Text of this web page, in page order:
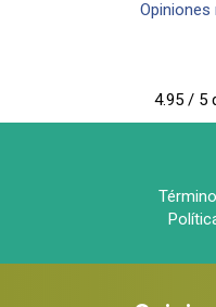
Opiniones
4.95 / 5